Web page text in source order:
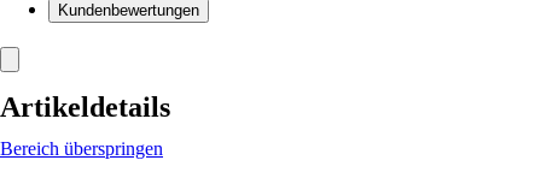
Kundenbewertungen
Artikeldetails
Bereich überspringen